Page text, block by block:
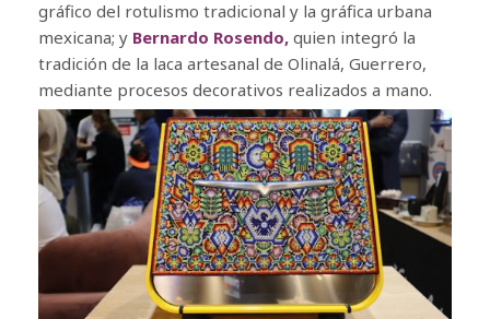
gráfico del rotulismo tradicional y la gráfica urbana
mexicana; y Bernardo Rosendo, quien integró la
tradición de la laca artesanal de Olinalá, Guerrero,
mediante procesos decorativos realizados a mano.